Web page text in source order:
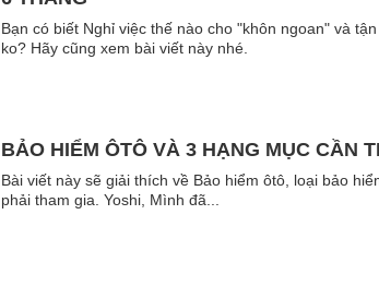
Bạn có biết Nghỉ việc thế nào cho "khôn ngoan" và
ko? Hãy cũng xem bài viết này nhé.
BẢO HIỂM ÔTÔ VÀ 3 HẠNG MỤC CẦN
Bài viết này sẽ giải thích về Bảo hiểm ôtô, loại bảo
phải tham gia. Yoshi, Mình đã...